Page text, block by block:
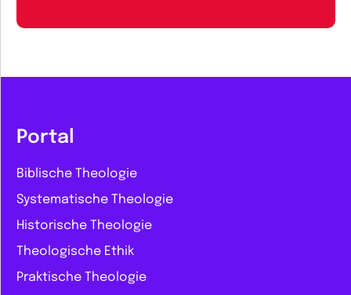
Portal
Biblische Theologie
Systematische Theologie
Historische Theologie
Theologische Ethik
Praktische Theologie